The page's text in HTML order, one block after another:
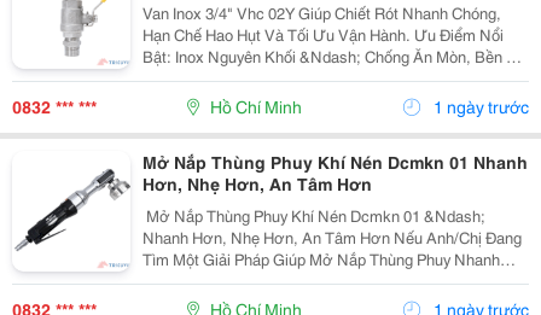
Van Inox 3/4" Vhc 02Y Giúp Chiết Rót Nhanh Chóng,
Hạn Chế Hao Hụt Và Tối Ưu Vận Hành. Ưu Điểm Nổi
Bật: Inox Nguyên Khối &Ndash; Chống Ăn Mòn, Bền Bỉ
Trong Môi Trường Hóa Chất Chuẩn Ren 3/4" &Ndash;
Lắp Đặt Nhanh, Tương Thích Phổ Biến Vận...
0832 *** *** Hồ Chí Minh 1 ngày trước
Mở Nắp Thùng Phuy Khí Nén Dcmkn 01 Nhanh
Hơn, Nhẹ Hơn, An Tâm Hơn
️ Mở Nắp Thùng Phuy Khí Nén Dcmkn 01 &Ndash;
Nhanh Hơn, Nhẹ Hơn, An Tâm Hơn Nếu Anh/Chị Đang
Tìm Một Giải Pháp Giúp Mở Nắp Thùng Phuy Nhanh
Chóng Và An Toàn, Dcmkn 01 Sẽ Là Lựa Chọn Đáng Để
Cân Nhắc. ✨ Những Ưu Điểm Nổi Bật: ✅ Vận Hành
0832 *** *** Hồ Chí Minh 1 ngày trước